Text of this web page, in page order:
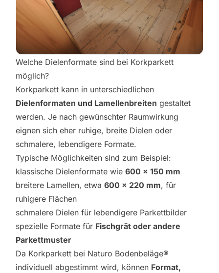
Welche Dielenformate sind bei Korkparkett
möglich?
Korkparkett kann in unterschiedlichen
Dielenformaten und Lamellenbreiten gestaltet
werden. Je nach gewünschter Raumwirkung
eignen sich eher ruhige, breite Dielen oder
schmalere, lebendigere Formate.
Typische Möglichkeiten sind zum Beispiel:
klassische Dielenformate wie 600 × 150 mm
breitere Lamellen, etwa 600 × 220 mm, für
ruhigere Flächen
schmalere Dielen für lebendigere Parkettbilder
spezielle Formate für Fischgrät oder andere
Parkettmuster
Da Korkparkett bei Naturo Bodenbeläge®
individuell abgestimmt wird, können Format,